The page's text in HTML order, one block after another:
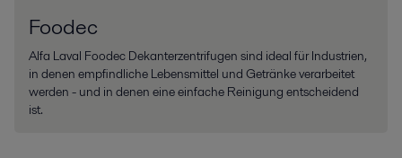
Foodec
Alfa Laval Foodec Dekanterzentrifugen sind ideal für Industrien,
in denen empfindliche Lebensmittel und Getränke verarbeitet
werden - und in denen eine einfache Reinigung entscheidend
ist.